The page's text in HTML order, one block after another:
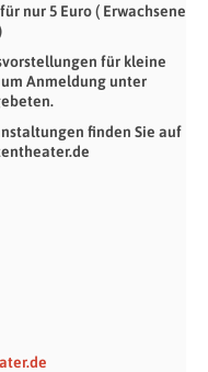
nur 5 Euro ( Erwachsene
für kleine
Anmeldung unter
finden Sie auf